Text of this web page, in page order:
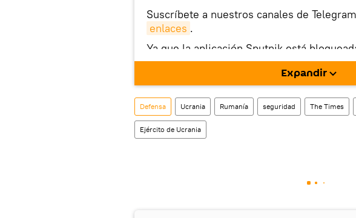
Suscríbete a nuestros canales de
enlaces .
Ya que la aplicación Sputnik está
este enlace puedes descargarla e
También tenemos una cuenta en la red
Expandir
Defensa Ucrania Rumanía seguridad The Times
Ejército de Ucrania